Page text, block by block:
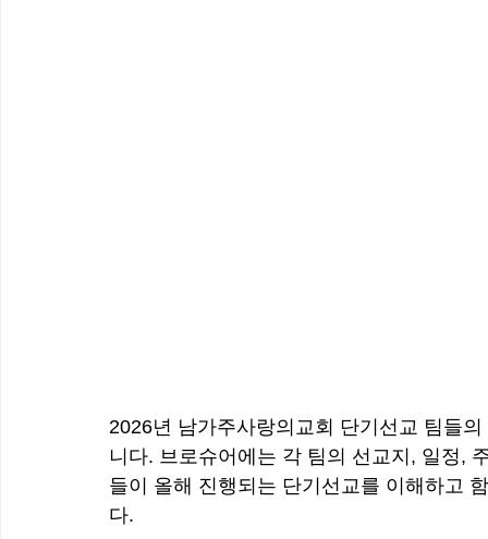
2026년 남가주사랑의교회 단기선교 팀들
니다. 브로슈어에는 각 팀의 선교지, 일정,
들이 올해 진행되는 단기선교를 이해하고
다.